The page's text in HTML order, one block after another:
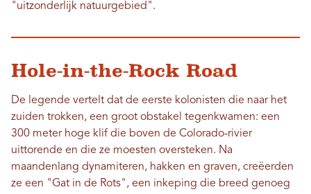
"uitzonderlijk natuurgebied".
Hole-in-the-Rock Road
De legende vertelt dat de eerste kolonisten die naar het
zuiden trokken, een groot obstakel tegenkwamen: een
300 meter hoge klif die boven de Colorado-rivier
uittorende en die ze moesten oversteken. Na
maandenlang dynamiteren, hakken en graven, creëerden
ze een "Gat in de Rots", een inkeping die breed genoeg